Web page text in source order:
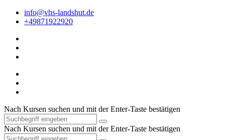
info@vhs-landshut.de
+49871922920
Nach Kursen suchen und mit der Enter-Taste bestätigen
Nach Kursen suchen und mit der Enter-Taste bestätigen